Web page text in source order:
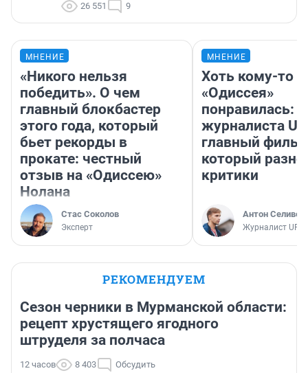
26 551 9
МНЕНИЕ
«Никого нельзя
победить». О чем
главный блокбастер
этого года, который
бьет рекорды в
прокате: честный
отзыв на «Одиссею»
Нолана
Стас Соколов
Эксперт
МНЕНИЕ
Хоть кому-то
«Одиссея»
понравилась:
журналиста
главный
который
критики
Антон
Журналист
РЕКОМЕНДУЕМ
Сезон черники в Мурманской области:
рецепт хрустящего ягодного
штруделя за полчаса
12 часов 8 403 Обсудить